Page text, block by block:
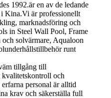
1992.är en av de ledande
Kina.Vi är professionellt
marknadsföring och
in Steel Wall Pool, Frame
solvärmare, Aqualoon
runt
tillgång till
och
personal är alltid
krav och säkerställa full